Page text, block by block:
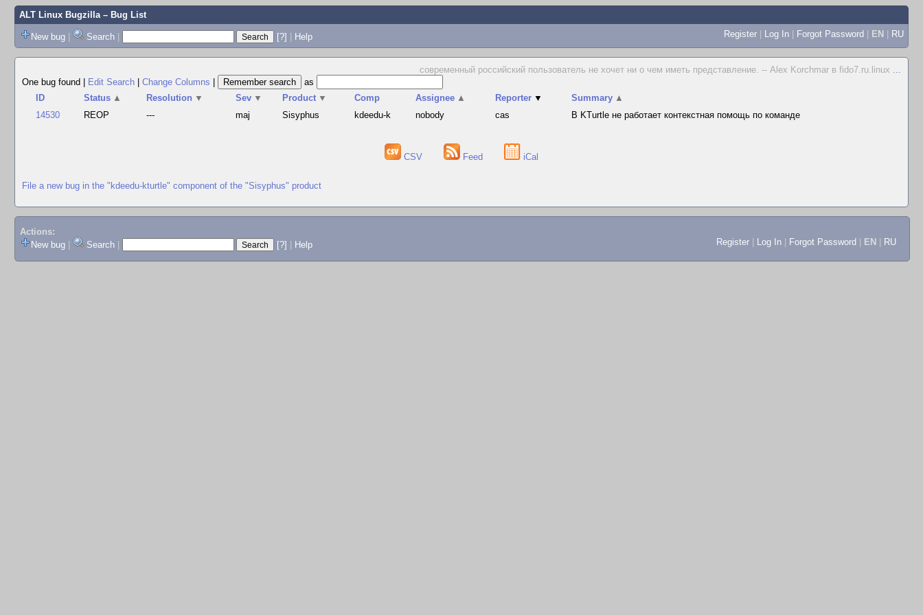
ALT Linux Bugzilla– Bug List
New bug | Search | [?] | Help Register | Log In | Forgot Password | EN | RU
современный российский пользователь не хочет ни о чем иметь представление. -- Alex Korchmar в fido7.ru.linux ...
One bug found
Edit Search Change Columns
as
ID
Status ▲ Resolution ▼ Sev ▼ Product ▼ Comp Assignee ▲ Reporter ▼ Summary ▲
14530
REOP --- maj Sisyphus kdeedu-k nobody cas В KTurtle не работает контекстная помощь по команде
CSV Feed iCal
File a new bug in the "kdeedu-kturtle" component of the "Sisyphus" product
Actions:
New bug
Search [?] Help Register Log In Forgot Password EN RU